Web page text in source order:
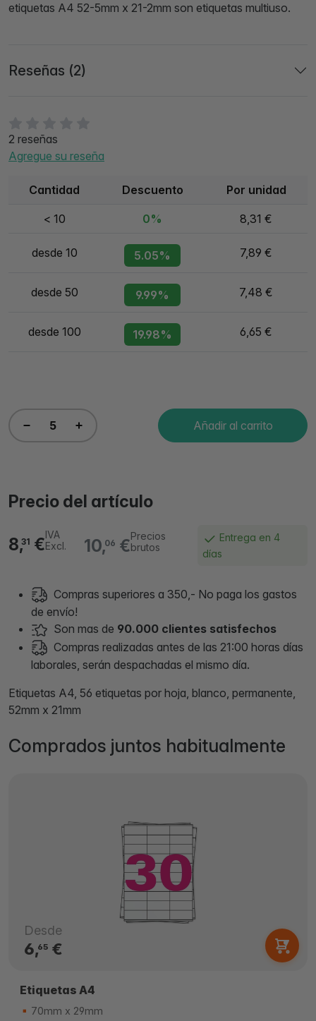
2 reseñas
Agregue su reseña
Cantidad Descuento Por unidad
< 10 0% 8,31 €
desde 10 5.05% 7,89 €
desde 50 9.99% 7,48 €
desde 100 19.98% 6,65 €
Añadir al carrito
Precio del artículo
10,06 €Precios
brutos
8,31 €IVA
Excl.
Entrega en 4
días
Compras superiores a 350,- No paga los gastos
de envío!
Son mas de 90.000 clientes satisfechos
Compras realizadas antes de las 21:00 horas días
laborales, serán despachadas el mismo día.
Etiquetas A4, 56 etiquetas por hoja, blanco, permanente,
52mm x 21mm
Comprados juntos habitualmente
Desde
6,65€
Etiquetas A4
70mm x 29mm
etiquetas A4 52-5mm x 21-2mm son etiquetas multiuso.
Reseñas (2)